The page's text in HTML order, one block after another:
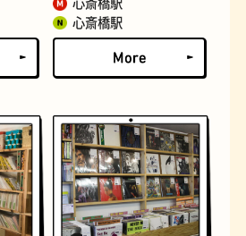
ジェラート
心斎橋駅
心斎橋駅